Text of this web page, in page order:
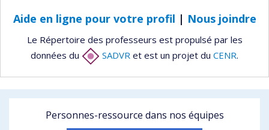
Aide en ligne pour votre profil | Nous joindre
Le Répertoire des professeurs est propulsé par les
données du
SADVR et est un projet du CENR.
Personnes-ressource dans nos équipes